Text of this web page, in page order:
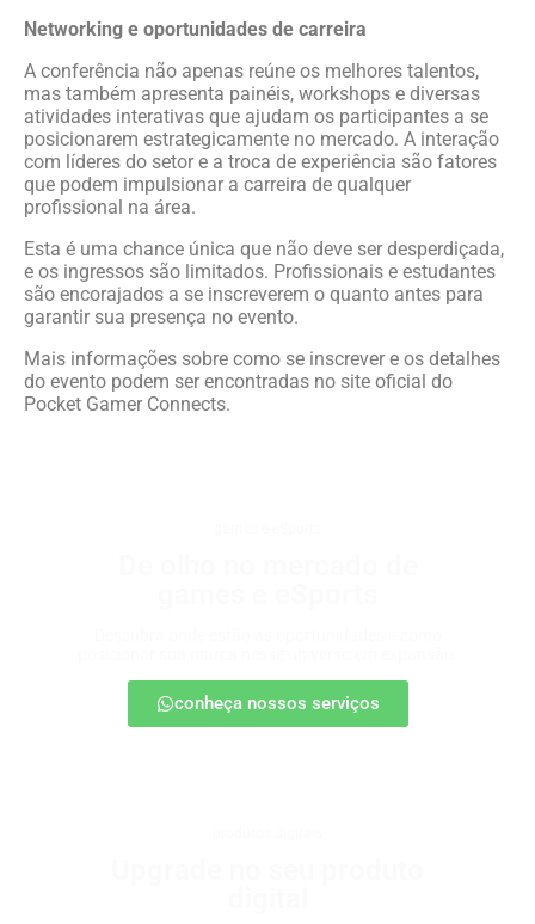
Networking e oportunidades de carreira
A conferência não apenas reúne os melhores talentos,
mas também apresenta painéis, workshops e diversas
atividades interativas que ajudam os participantes a se
posicionarem estrategicamente no mercado. A interação
com líderes do setor e a troca de experiência são fatores
que podem impulsionar a carreira de qualquer
profissional na área.
Esta é uma chance única que não deve ser desperdiçada,
e os ingressos são limitados. Profissionais e estudantes
são encorajados a se inscreverem o quanto antes para
garantir sua presença no evento.
Mais informações sobre como se inscrever e os detalhes
do evento podem ser encontradas no site oficial do
Pocket Gamer Connects.
conheça nossos serviços